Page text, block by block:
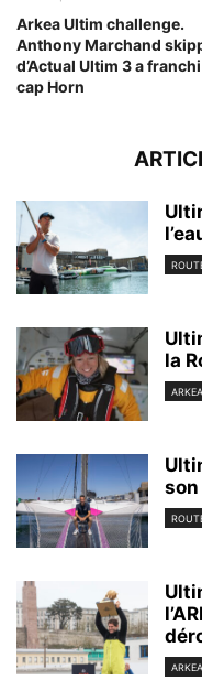
Arkea Ultim challenge.
Anthony Marchand
d’Actual Ultim 3 a
cap Horn
la